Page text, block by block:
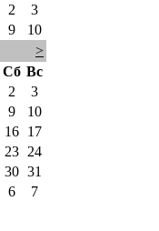
2
3
9
10
>
Сб Вс
2
3
9
10
16
17
23
24
30 31
6
7